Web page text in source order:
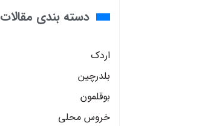
دسته بندی مقالات
اردک
بلدرچین
بوقلمون
خروس محلی